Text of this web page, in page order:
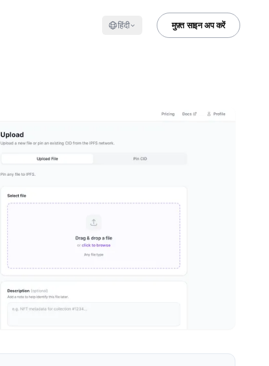
हिंदी मुफ़्त साइन अप करें